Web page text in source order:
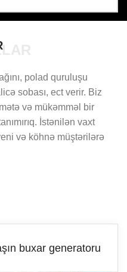
polad quruluşu
sobası, ect verir. Biz
və mükəmməl bir
İstənilən vaxt
və köhnə müştərilərə
buxar generatoru